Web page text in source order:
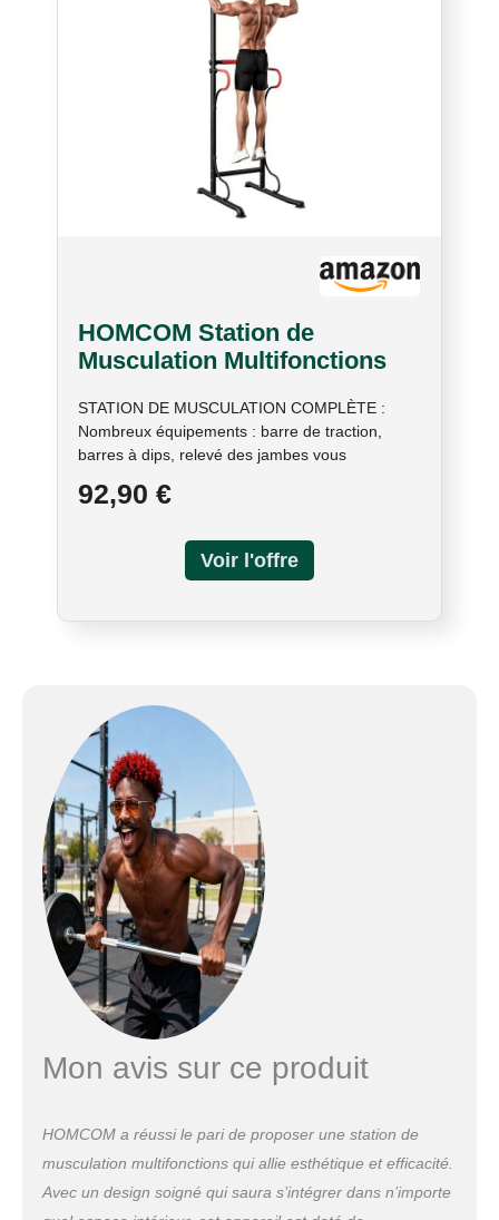
HOMCOM Station de
Musculation Multifonctions
STATION DE MUSCULATION COMPLÈTE :
Nombreux équipements : barre de traction,
barres à dips, relevé des jambes vous
vos bras, jambes, lombaires, fessiers et
totale réglable à 7 positions de 171 jusqu'à 219
cm pour s'adapter aux besoins d'exercie
d'une grande robustesse pour un usage
pérenne. Pieds antidérapants avec 4 ventouses
pour une stabilité et sécurité optimales même
lors d'efforts intensifs ASSEMBLAGE FACILE :
Grâce à cette station de musculation, fini de
fixer votre barre sur un encadrement de porte
(et de l’abîmer) ! Cet équipement complet vous
permet d’exécuter des exercices ciblés :
tractions en supination pour les biceps et les
dorsaux, tractions en pronation pour le dos, et
tractions en prise serrée pour développer vos
trapèzes.
92,90 €
Mon avis sur ce produit
HOMCOM a réussi le pari de proposer une station de
musculation multifonctions qui allie esthétique et efficacité.
Avec un design soigné qui saura s’intégrer dans n’importe